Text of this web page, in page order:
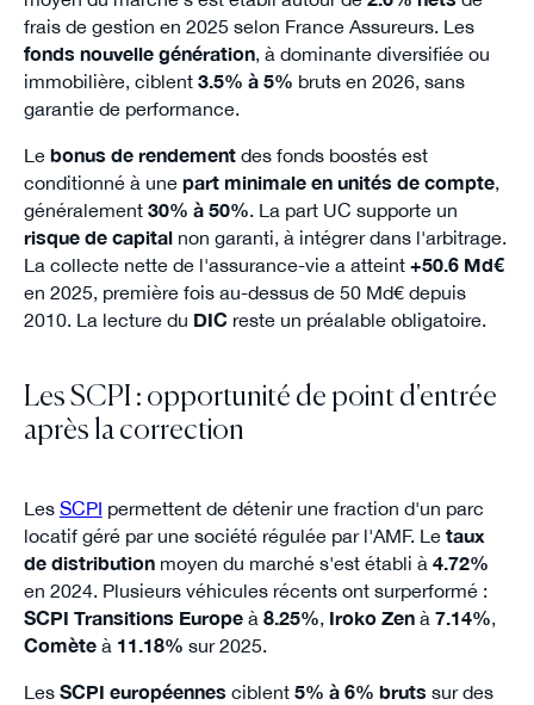
frais de gestion en 2025 selon France Assureurs. Les
fonds nouvelle génération, à dominante diversifiée ou
immobilière, ciblent 3.5% à 5% bruts en 2026, sans
garantie de performance.
Le bonus de rendementdes fonds boostés est
conditionné à une part minimale en unités de compte,
généralement 30% à 50%. La part UC supporte un
risque de capitalnon garanti, à intégrer dans l'arbitrage.
La collecte nette de l'assurance-vie a atteint +50.6 Md€
en 2025, première fois au-dessus de 50 Md€ depuis
2010. La lecture du DICreste un préalable obligatoire.
Les SCPI : opportunité de point d'entrée
après la correction
Les SCPI permettent de détenir une fraction d'un parc
locatif géré par une société régulée par l'AMF. Le taux
de distributionmoyen du marché s'est établi à 4.72%
en 2024. Plusieurs véhicules récents ont surperformé :
SCPI Transitions Europeà 8.25%, Iroko Zenà 7.14%,
Comèteà 11.18% sur 2025.
Les SCPI européennes ciblent 5% à 6% bruts sur des